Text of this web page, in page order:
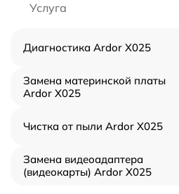
Услуга
Диагностика Ardor X025
Замена материнской платы
Ardor X025
Чистка от пыли Ardor X025
Замена видеоадаптера
(видеокарты) Ardor X025